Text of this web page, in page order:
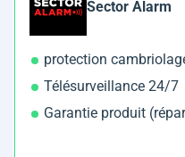
Sector Alarm
protection
Télésurveillance 24/7
Garantie produit